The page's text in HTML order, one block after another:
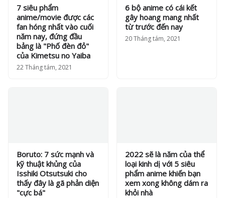
7 siêu phẩm
anime/movie được các
fan hóng nhất vào cuối
năm nay, đứng đầu
bảng là "Phố đèn đỏ"
của Kimetsu no Yaiba
22 Tháng tám, 2021
6 bộ anime có cái kết
gây hoang mang nhất
từ trước đến nay
20 Tháng tám, 2021
Boruto: 7 sức mạnh và
kỹ thuật khủng của
Isshiki Otsutsuki cho
thấy đây là gã phản diện
"cực bá"
2022 sẽ là năm của thể
loại kinh dị với 5 siêu
phẩm anime khiến bạn
xem xong không dám ra
khỏi nhà